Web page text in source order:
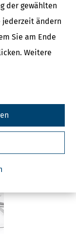
der gewählten
jederzeit ändern
Sie am Ende
Weitere